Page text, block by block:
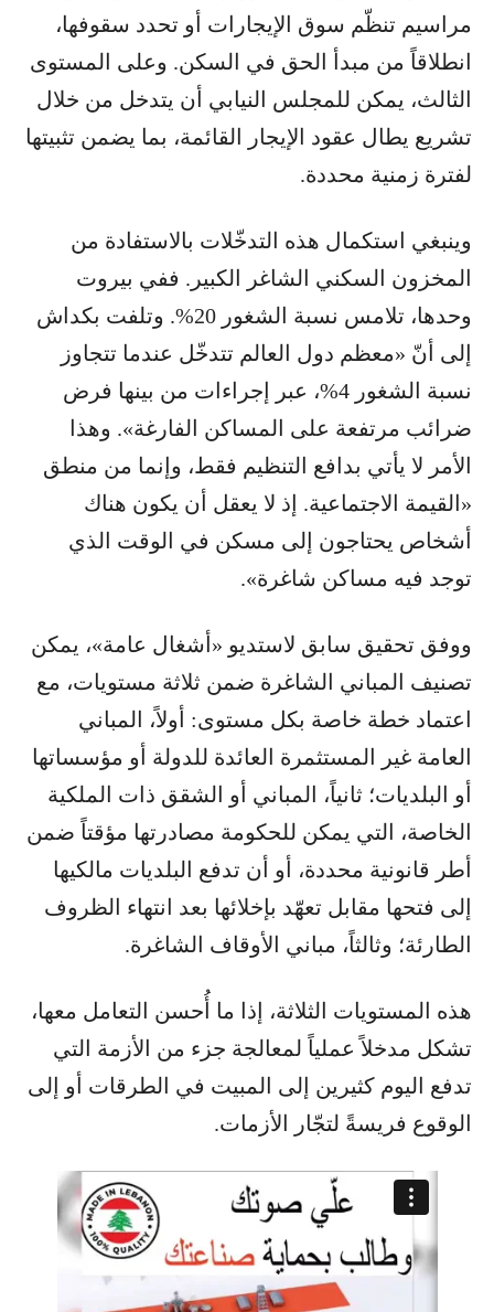
مراسيم تنظّم سوق الإيجارات أو تحدد سقوفها،
انطلاقاً من مبدأ الحق في السكن. وعلى المستوى
الثالث، يمكن للمجلس النيابي أن يتدخل من خلال
تشريع يطال عقود الإيجار القائمة، بما يضمن تثبيتها
لفترة زمنية محددة.
وينبغي استكمال هذه التدخّلات بالاستفادة من
المخزون السكني الشاغر الكبير. ففي بيروت
وحدها، تلامس نسبة الشغور 20%. وتلفت بكداش
إلى أنّ «معظم دول العالم تتدخّل عندما تتجاوز
نسبة الشغور 4%، عبر إجراءات من بينها فرض
ضرائب مرتفعة على المساكن الفارغة». وهذا
الأمر لا يأتي بدافع التنظيم فقط، وإنما من منطق
«القيمة الاجتماعية. إذ لا يعقل أن يكون هناك
أشخاص يحتاجون إلى مسكن في الوقت الذي
توجد فيه مساكن شاغرة».
ووفق تحقيق سابق لاستديو «أشغال عامة»، يمكن
تصنيف المباني الشاغرة ضمن ثلاثة مستويات، مع
اعتماد خطة خاصة بكل مستوى: أولاً، المباني
العامة غير المستثمرة العائدة للدولة أو مؤسساتها
أو البلديات؛ ثانياً، المباني أو الشقق ذات الملكية
الخاصة، التي يمكن للحكومة مصادرتها مؤقتاً ضمن
أطر قانونية محددة، أو أن تدفع البلديات مالكيها
إلى فتحها مقابل تعهّد بإخلائها بعد انتهاء الظروف
الطارئة؛ وثالثاً، مباني الأوقاف الشاغرة.
هذه المستويات الثلاثة، إذا ما أُحسن التعامل معها،
تشكل مدخلاً عملياً لمعالجة جزء من الأزمة التي
تدفع اليوم كثيرين إلى المبيت في الطرقات أو إلى
الوقوع فريسةً لتجّار الأزمات.